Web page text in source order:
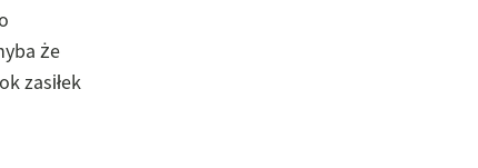
że
zasiłek